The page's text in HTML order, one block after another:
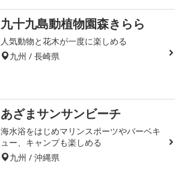
九十九島動植物園森きらら
人気動物と花木が一度に楽しめる
九州 / 長崎県
あざまサンサンビーチ
海水浴をはじめマリンスポーツやバーベキ
ュー、キャンプも楽しめる
九州 / 沖縄県